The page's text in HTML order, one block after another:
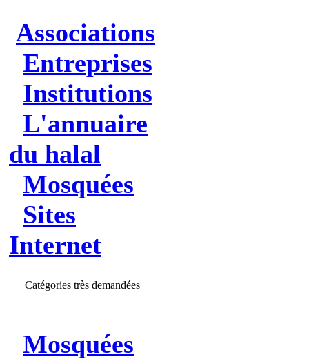
Associations
Entreprises
Institutions
L'annuaire
du halal
Mosquées
Sites
Internet
Catégories très demandées
Mosquées